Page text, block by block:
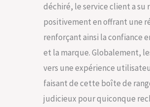
déchiré, le service client a su
positivement en offrant une
renforçant ainsi la confiance
et la marque. Globalement,
vers une expérience
faisant de cette boîte de
judicieux pour quiconque